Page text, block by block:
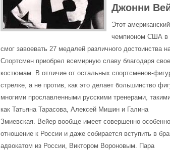
Джонни
Этот
чемпионом США в
смог завоевать 27 медалей различного достоинства
Спортсмен приобрел всемирную славу благодаря
костюмам. В отличие от остальных спортсменов-
стрелке, а не против, как это делает большинство
многими прославленными русскими тренерами,
как Татьяна Тарасова, Алексей Мишин и Галина
Змиевская. Вейер вообще имеет совершенно
отношение к России и даже собирается вступить в
адвокатом из России, Виктором Вороновым. Пара